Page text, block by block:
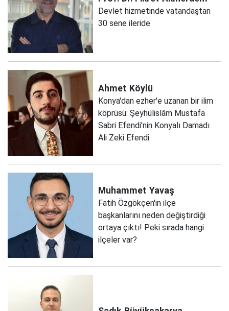
Devlet hizmetinde vatandaştan
30 sene ileride
Ahmet Köylü
Konya'dan ezher'e uzanan bir ilim
köprüsü: Şeyhülislâm Mustafa
Sabri Efendi'nin Konyalı Damadı
Ali Zeki Efendi
Muhammet Yavaş
Fatih Özgökçen'in ilçe
başkanlarını neden değiştirdiği
ortaya çıktı! Peki sırada hangi
ilçeler var?